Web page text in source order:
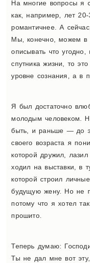
На многие вопросы я
как, например, лет
романтичнее. А
Мы, конечно, можем в
описывать что
спутника жизни, то
уровне сознания, а в
Я был достаточно
молодым человеком.
быть, и раньше — до
своего возраста я
которой дружил,
ходил на выставки, в
которой строил
будущую жену. Но не
потому что я хотел
прошито.
Теперь думаю:
Ты не дал мне вот